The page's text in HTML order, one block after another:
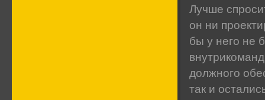
Лучше
он ни
бы у него не
должного
так и